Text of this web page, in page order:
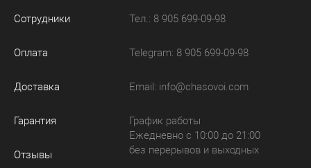
Сотрудники
Оплата
Доставка
Гарантия
Отзывы
Тел.: 8 905 699-09-98
Telegram: 8 905 699-09-98
Email: info@chasovoi.com
График работы
Ежедневно с 10:00 до 21:00
без перерывов и выходных